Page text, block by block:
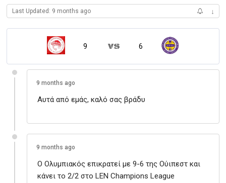
Last Updated: 9 months ago ↓
9 6
9 months ago
Αυτά από εμάς, καλό σας βράδυ
9 months ago
Ο Ολυμπιακός επικρατεί με 9-6 της Ούιπεστ και
κάνει το 2/2 στο LEN Champions League